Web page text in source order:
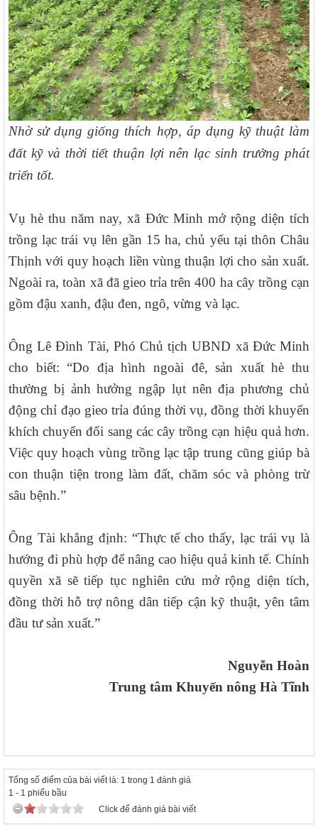
Nhờ sử dụng giống thích hợp, áp dụng kỹ thuật làm
đất kỹ và thời tiết thuận lợi nên lạc sinh trưởng phát
triển tốt.
Vụ hè thu năm nay, xã Đức Minh mở rộng diện tích
trồng lạc trái vụ lên gần 15 ha, chủ yếu tại thôn Châu
Thịnh với quy hoạch liền vùng thuận lợi cho sản xuất.
Ngoài ra, toàn xã đã gieo trỉa trên 400 ha cây trồng cạn
gồm đậu xanh, đậu đen, ngô, vừng và lạc.
Ông Lê Đình Tài, Phó Chủ tịch UBND xã Đức Minh
cho biết: “Do địa hình ngoài đê, sản xuất hè thu
thường bị ảnh hưởng ngập lụt nên địa phương chủ
động chỉ đạo gieo trỉa đúng thời vụ, đồng thời khuyến
khích chuyển đổi sang các cây trồng cạn hiệu quả hơn.
Việc quy hoạch vùng trồng lạc tập trung cũng giúp bà
con thuận tiện trong làm đất, chăm sóc và phòng trừ
sâu bệnh.”
Ông Tài khẳng định: “Thực tế cho thấy, lạc trái vụ là
hướng đi phù hợp để nâng cao hiệu quả kinh tế. Chính
quyền xã sẽ tiếp tục nghiên cứu mở rộng diện tích,
đồng thời hỗ trợ nông dân tiếp cận kỹ thuật, yên tâm
đầu tư sản xuất.”
Nguyễn Hoàn
Trung tâm Khuyến nông Hà Tĩnh
Tổng số điểm của bài viết là: 1 trong 1 đánh giá
1 - 1 phiếu bầu
Click để đánh giá bài viết